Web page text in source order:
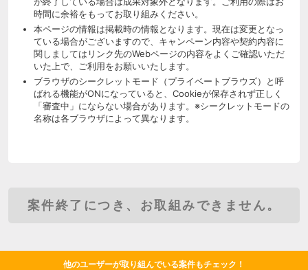
時間に余裕をもってお取り組みください。
本ページの情報は掲載時の情報となります。現在は変更となっ
ている場合がございますので、キャンペーン内容や契約内容に
関しましてはリンク先のWebページの内容をよくご確認いただ
いた上で、ご利用をお願いいたします。
ブラウザのシークレットモード（プライベートブラウズ）と呼
ばれる機能がONになっていると、Cookieが保存されず正しく
「審査中」にならない場合があります。※シークレットモードの
名称は各ブラウザによって異なります。
案件終了につき、お取組みできません。
他のユーザーが取り組んでいる案件もチェック！